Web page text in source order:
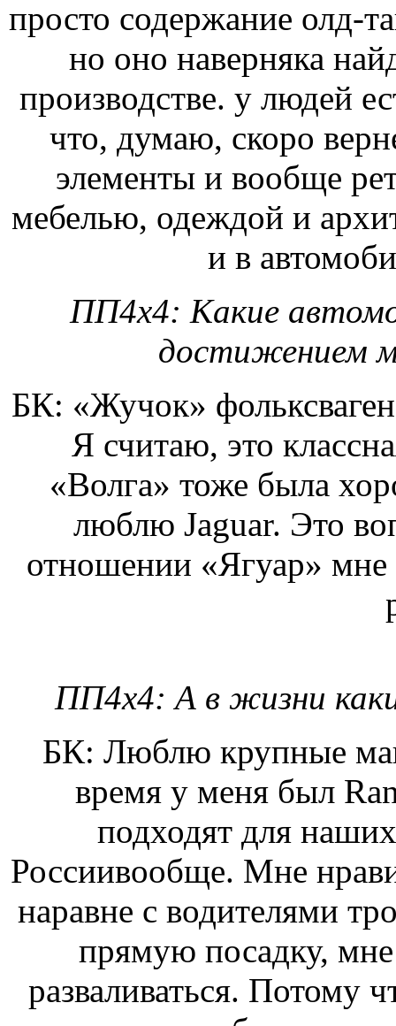
просто содержание олд-
но оно наверняка
производстве. у людей
что, думаю, скоро
элементы и вообще
мебелью, одеждой и
и в
ПП4х4: Какие
достижением
БК: «Жучок»
Я считаю, это
«Волга» тоже была
люблю Jaguar. Это
отношении «Ягуар» мне
ПП4х4: А в жизни
БК: Люблю крупные
время у меня был
подходят для
Россиивообще. Мне
наравне с водителями
прямую посадку, мне
разваливаться. Потому